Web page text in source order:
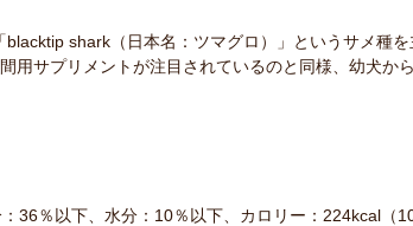
shark（日本名：ツマグロ）」というサメ種
サプリメントが注目されているのと同様、幼犬か
36％以下、水分：10％以下、カロリー：224kcal（